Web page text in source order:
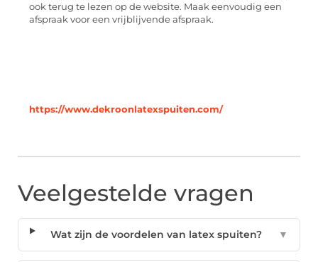
ook terug te lezen op de website. Maak eenvoudig een
afspraak voor een vrijblijvende afspraak.
https://www.dekroonlatexspuiten.com/
Veelgestelde vragen
Wat zijn de voordelen van latex spuiten? ▼